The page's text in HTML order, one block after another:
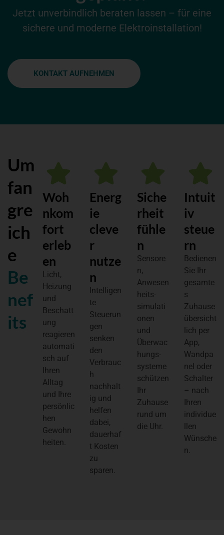
Jetzt unverbindlich beraten lassen – für eine
sichere und moderne Elektroinstallation!
KONTAKT AUFNEHMEN
Um
fan
gre
ich
e
Be
nef
its
Woh
nkom
fort
erleb
en
Licht,
Heizung
und
Beschatt
ung
reagieren
automati
sch auf
Ihren
Alltag
und Ihre
persönlic
hen
Gewohn
heiten.
Energ
ie
cleve
r
nutze
n
Intelligen
te
Steuerun
gen
senken
den
Verbrauc
h
nachhalt
ig und
helfen
dabei,
dauerhaf
t Kosten
zu
sparen.
Siche
rheit
fühle
n
Sensore
n,
Anwesen
heits­
simulati
onen
und
Überwac
hungs­
systeme
schützen
Ihr
Zuhause
rund um
die Uhr.
Intuit
iv
steue
rn
Bedienen
Sie Ihr
gesamte
s
Zuhause
übersicht
lich per
App,
Wandpa
nel oder
Schalter
– nach
Ihren
individue
llen
Wünsche
n.